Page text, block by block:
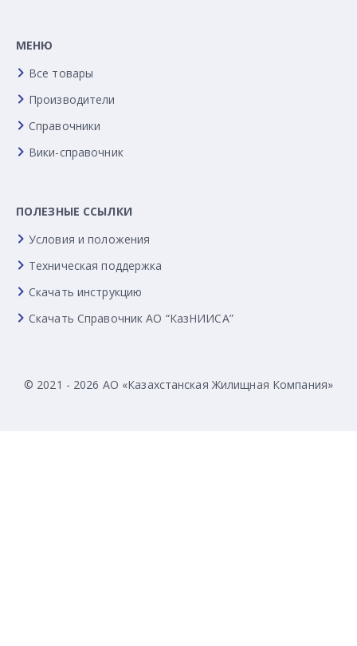
МЕНЮ
Все товары
Производители
Справочники
Вики-справочник
ПОЛЕЗНЫЕ ССЫЛКИ
Условия и положения
Техническая поддержка
Скачать инструкцию
Скачать Справочник АО “КазНИИСА”
© 2021 - 2026 АО «Казахстанская Жилищная Компания»